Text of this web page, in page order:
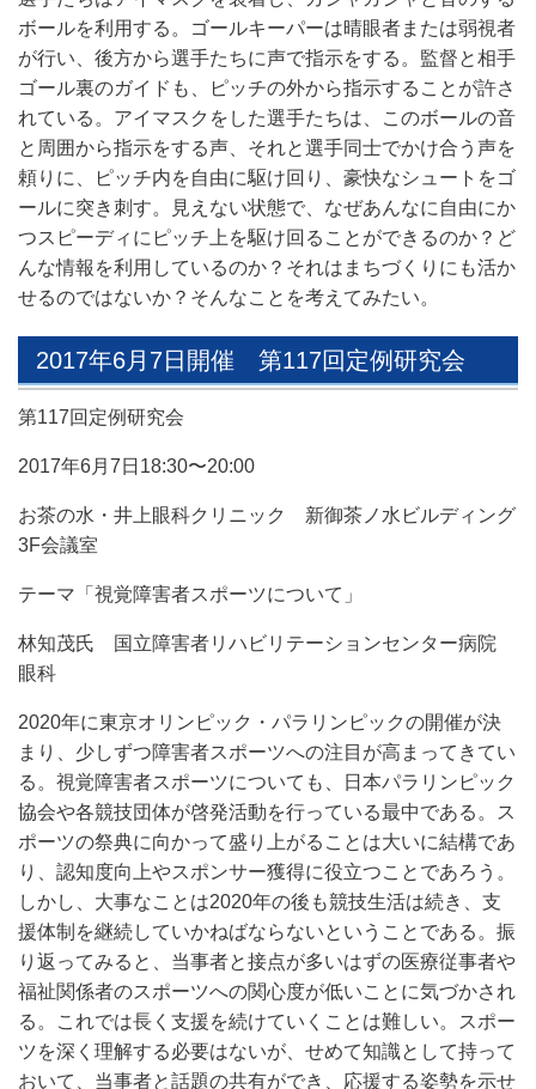
ボールを利用する。ゴールキーパーは晴眼者または弱視者
が行い、後方から選手たちに声で指示をする。監督と相手
ゴール裏のガイドも、ピッチの外から指示することが許さ
れている。アイマスクをした選手たちは、このボールの音
と周囲から指示をする声、それと選手同士でかけ合う声を
頼りに、ピッチ内を自由に駆け回り、豪快なシュートをゴ
ールに突き刺す。見えない状態で、なぜあんなに自由にか
つスピーディにピッチ上を駆け回ることができるのか？ど
んな情報を利用しているのか？それはまちづくりにも活か
せるのではないか？そんなことを考えてみたい。
2017年6月7日開催 第117回定例研究会
第117回定例研究会
2017年6月7日18:30〜20:00
お茶の水・井上眼科クリニック 新御茶ノ水ビルディング
3F会議室
テーマ「視覚障害者スポーツについて」
林知茂氏 国立障害者リハビリテーションセンター病院
眼科
2020年に東京オリンピック・パラリンピックの開催が決
まり、少しずつ障害者スポーツへの注目が高まってきてい
る。視覚障害者スポーツについても、日本パラリンピック
協会や各競技団体が啓発活動を行っている最中である。ス
ポーツの祭典に向かって盛り上がることは大いに結構であ
り、認知度向上やスポンサー獲得に役立つことであろう。
しかし、大事なことは2020年の後も競技生活は続き、支
援体制を継続していかねばならないということである。振
り返ってみると、当事者と接点が多いはずの医療従事者や
福祉関係者のスポーツへの関心度が低いことに気づかされ
る。これでは長く支援を続けていくことは難しい。スポー
ツを深く理解する必要はないが、せめて知識として持って
おいて、当事者と話題の共有ができ、応援する姿勢を示せ